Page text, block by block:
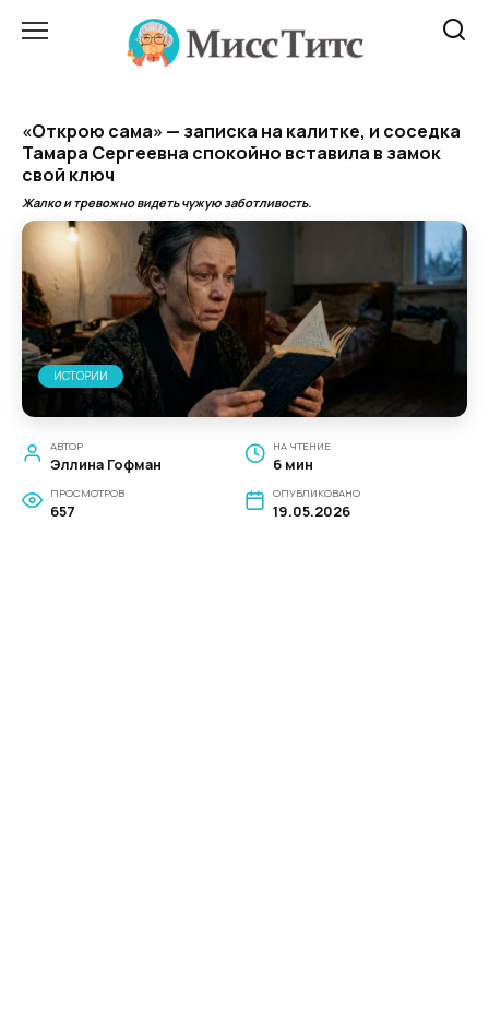
«Открою сама» — записка на калитке, и соседка
Тамара Сергеевна спокойно вставила в замок
свой ключ
Жалко и тревожно видеть чужую заботливость.
ИСТОРИИ
АВТОР
Эллина Гофман
НА ЧТЕНИЕ
6 мин
ПРОСМОТРОВ
657
ОПУБЛИКОВАНО
19.05.2026